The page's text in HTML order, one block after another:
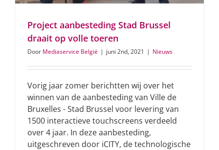
Project aanbesteding Stad Brussel
draait op volle toeren
Door Mediaservice België | juni 2nd, 2021 | Nieuws
Vorig jaar zomer berichtten wij over het
winnen van de aanbesteding van Ville de
Bruxelles - Stad Brussel voor levering van
1500 interactieve touchscreens verdeeld
over 4 jaar. In deze aanbesteding,
uitgeschreven door iCITY, de technologische